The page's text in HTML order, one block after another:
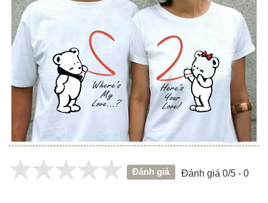
Đánh giá Đánh giá 0/5 - 0